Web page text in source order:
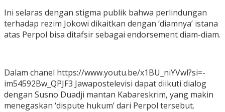
‎Ini selaras dengan stigma publik bahwa perlindungan
terhadap rezim Jokowi dikaitkan dengan ‘diamnya’ istana
atas Perpol bisa ditafsir sebagai endorsement diam-diam.
‎Dalam chanel https://www.youtu.be/x1BU_niYVwl?si=-
im54592Bw_QPJF3 Jawapostelevisi dapat diikuti dialog
dengan Susno Duadji mantan Kabareskrim, yang makin
menegaskan ‘dispute hukum’ dari Perpol tersebut.